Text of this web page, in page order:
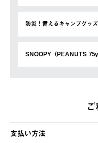
防災！備えるキャンプグッズ
SNOOPY（PEANUTS
支払い方法